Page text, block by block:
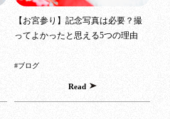
【お宮参り】記念写真は必要？撮
ってよかったと思える5つの理由
#ブログ
Read